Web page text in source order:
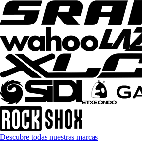
Descubre todas nuestras marcas